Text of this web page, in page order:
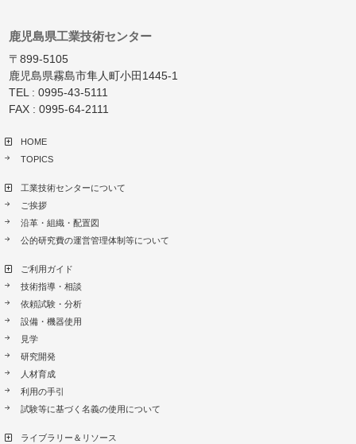
鹿児島県工業技術センター
〒899-5105
鹿児島県霧島市隼人町小田1445-1
TEL : 0995-43-5111
FAX : 0995-64-2111
HOME
TOPICS
工業技術センターについて
ご挨拶
沿革・組織・配置図
公的研究費の運営管理体制等について
ご利用ガイド
技術指導・相談
依頼試験・分析
設備・機器使用
見学
研究開発
人材育成
利用の手引
試験等に基づく名義の使用について
ライブラリー＆リソース